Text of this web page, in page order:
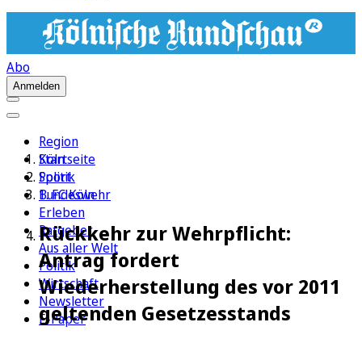
Abo
Anmelden
Region
Köln
Sport
1. FC Köln
Erleben
Ratgeber
Aus aller Welt
Politik
Wirtschaft
Newsletter
E-Paper
Startseite
Politik
Bundeswehr
Rückkehr zur Wehrpflicht:
Antrag fordert
Wiederherstellung des vor 2011
geltenden Gesetzesstands